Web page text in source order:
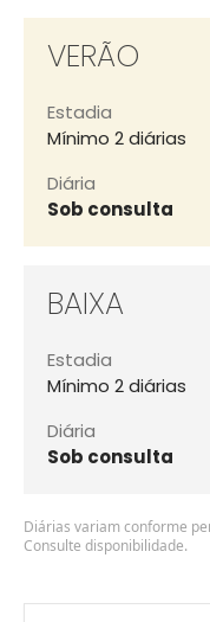
VERÃO
Estadia
Mínimo 2 diárias
Diária
Sob consulta
BAIXA
Estadia
Mínimo 2 diárias
Diária
Sob consulta
Diárias variam conforme
Consulte disponibilidade.